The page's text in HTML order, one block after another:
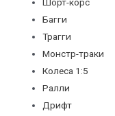
Багги
Трагги
Монстр-траки
Колеса 1:5
Ралли
Дрифт